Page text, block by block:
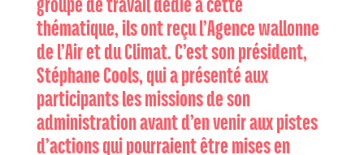
thématique, ils ont reçu l’Agence wallonne
de l’Air et du Climat. C’est son président,
Stéphane Cools, qui a présenté aux
participants les missions de son
administration avant d’en venir aux pistes
d’actions qui pourraient être mises en